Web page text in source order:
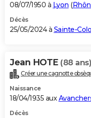
08/07/1950 à Lyon (
Décès
25/05/2024 à Sainte-
Jean HOTE (88 ans)
Créer une cagnotte
Naissance
18/04/1935 aux
Décès